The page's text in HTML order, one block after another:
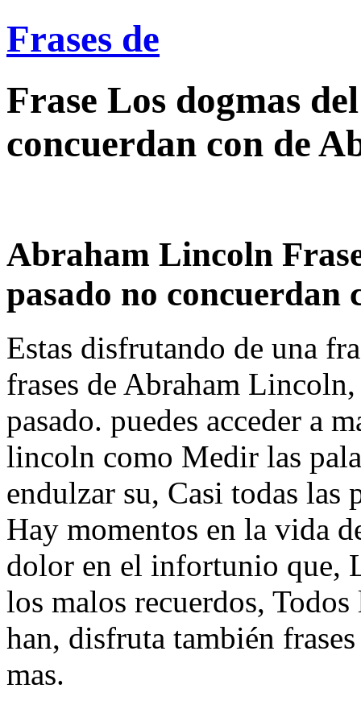
Frases de
Frase Los dogmas
concuerdan con de
Abraham Lincoln
pasado no concuerdan
Estas disfrutando de una
frases de Abraham
pasado. puedes acceder a
lincoln como Medir las
endulzar su, Casi todas las
Hay momentos en la vida
dolor en el infortunio que,
los malos recuerdos,
han, disfruta también
mas.